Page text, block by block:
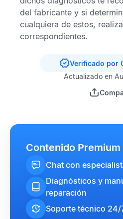
del fabricante y si
cualquiera de estos,
correspondientes.
Verificado por
Actualizado en
Contenido Premium
Chat con
Diagnósticos y
reparación
Soporte técnico 24/